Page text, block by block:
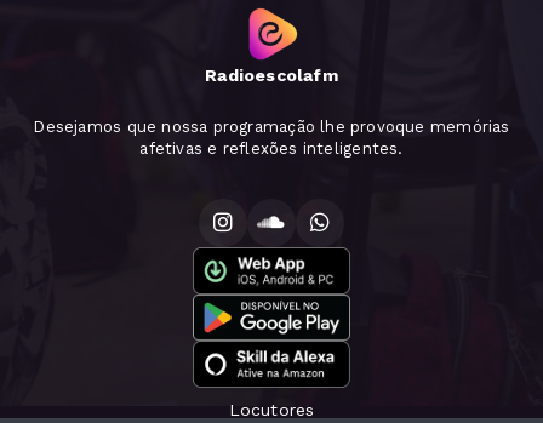
Radioescolafm
Desejamos que nossa programação lhe provoque memórias
afetivas e reflexões inteligentes.
Locutores